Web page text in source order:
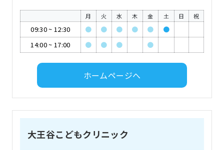
月 火 水 木 金 土 日 祝
09:30~ 12:30 ● ● ● ● ●
●
14:00~ 17:00 ● ● ● ●
ホームページへ
大王谷こどもクリニック